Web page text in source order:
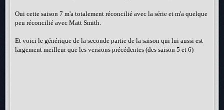
Oui cette saison 7 m'a totalement réconcilié avec la série et m'a quelque
peu réconcilié avec Matt Smith.
Et voici le générique de la seconde partie de la saison qui lui aussi est
largement meilleur que les versions précédentes (des saison 5 et 6)